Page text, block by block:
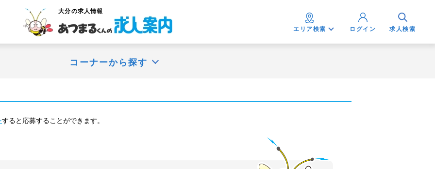
大分の求人情報
エリア検索 ログイン 求人検索
コーナーから探す
すると応募することができます。